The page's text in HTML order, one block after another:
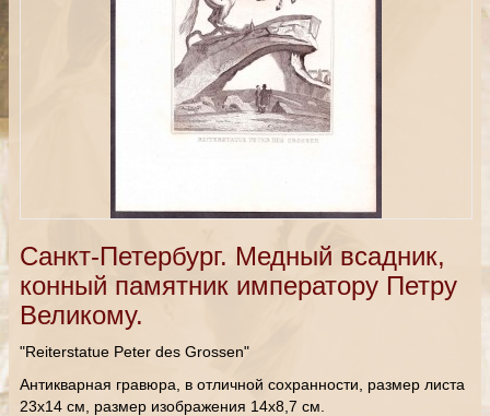
Санкт-Петербург. Медный всадник,
конный памятник императору Петру
Великому.
"Reiterstatue Peter des Grossen"
Антикварная гравюра, в отличной сохранности, размер листа
23х14 см, размер изображения 14х8,7 см.